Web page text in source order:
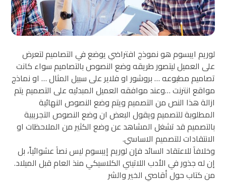
لوريم ايبسوم هو نموذج افتراضي يوضع في التصاميم لتعرض
على العميل ليتصور طريقه وضع النصوص بالتصاميم سواء كانت
تصاميم مطبوعه … بروشور او فلاير على سبيل المثال … او نماذج
مواقع انترنت …وعند موافقه العميل المبدئيه على التصميم يتم
ازالة هذا النص من التصميم ويتم وضع النصوص النهائية
المطلوبة للتصميم ويقول البعض ان وضع النصوص التجريبية
بالتصميم قد تشغل المشاهد عن وضع الكثير من الملاحظات او
الانتقادات للتصميم الاساسي.
وخلافاَ للاعتقاد السائد فإن لوريم إيبسوم ليس نصاَ عشوائياً، بل
إن له جذور في الأدب اللاتيني الكلاسيكي منذ العام قبل الميلاد.
من كتاب حول أقاصي الخير والشر